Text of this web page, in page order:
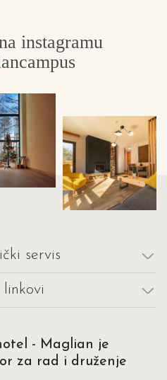
instagramu
servis
linkovi
- Maglian je
za rad i druženje